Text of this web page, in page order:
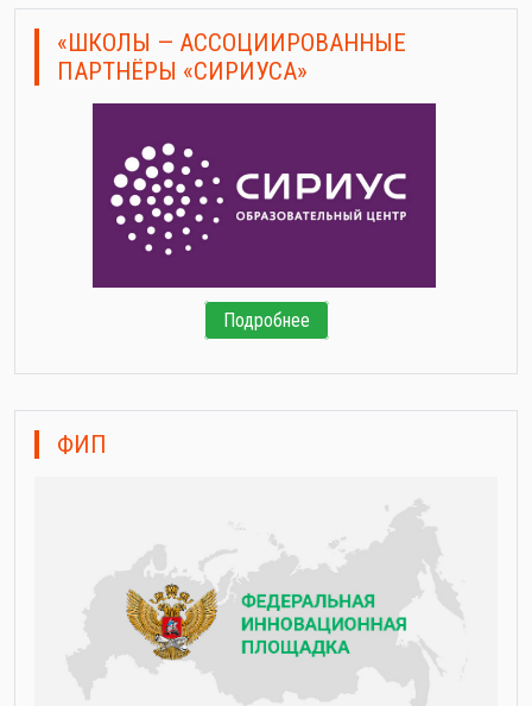
«ШКОЛЫ — АССОЦИИРОВАННЫЕ
ПАРТНЁРЫ «СИРИУСА»
Подробнее
ФИП